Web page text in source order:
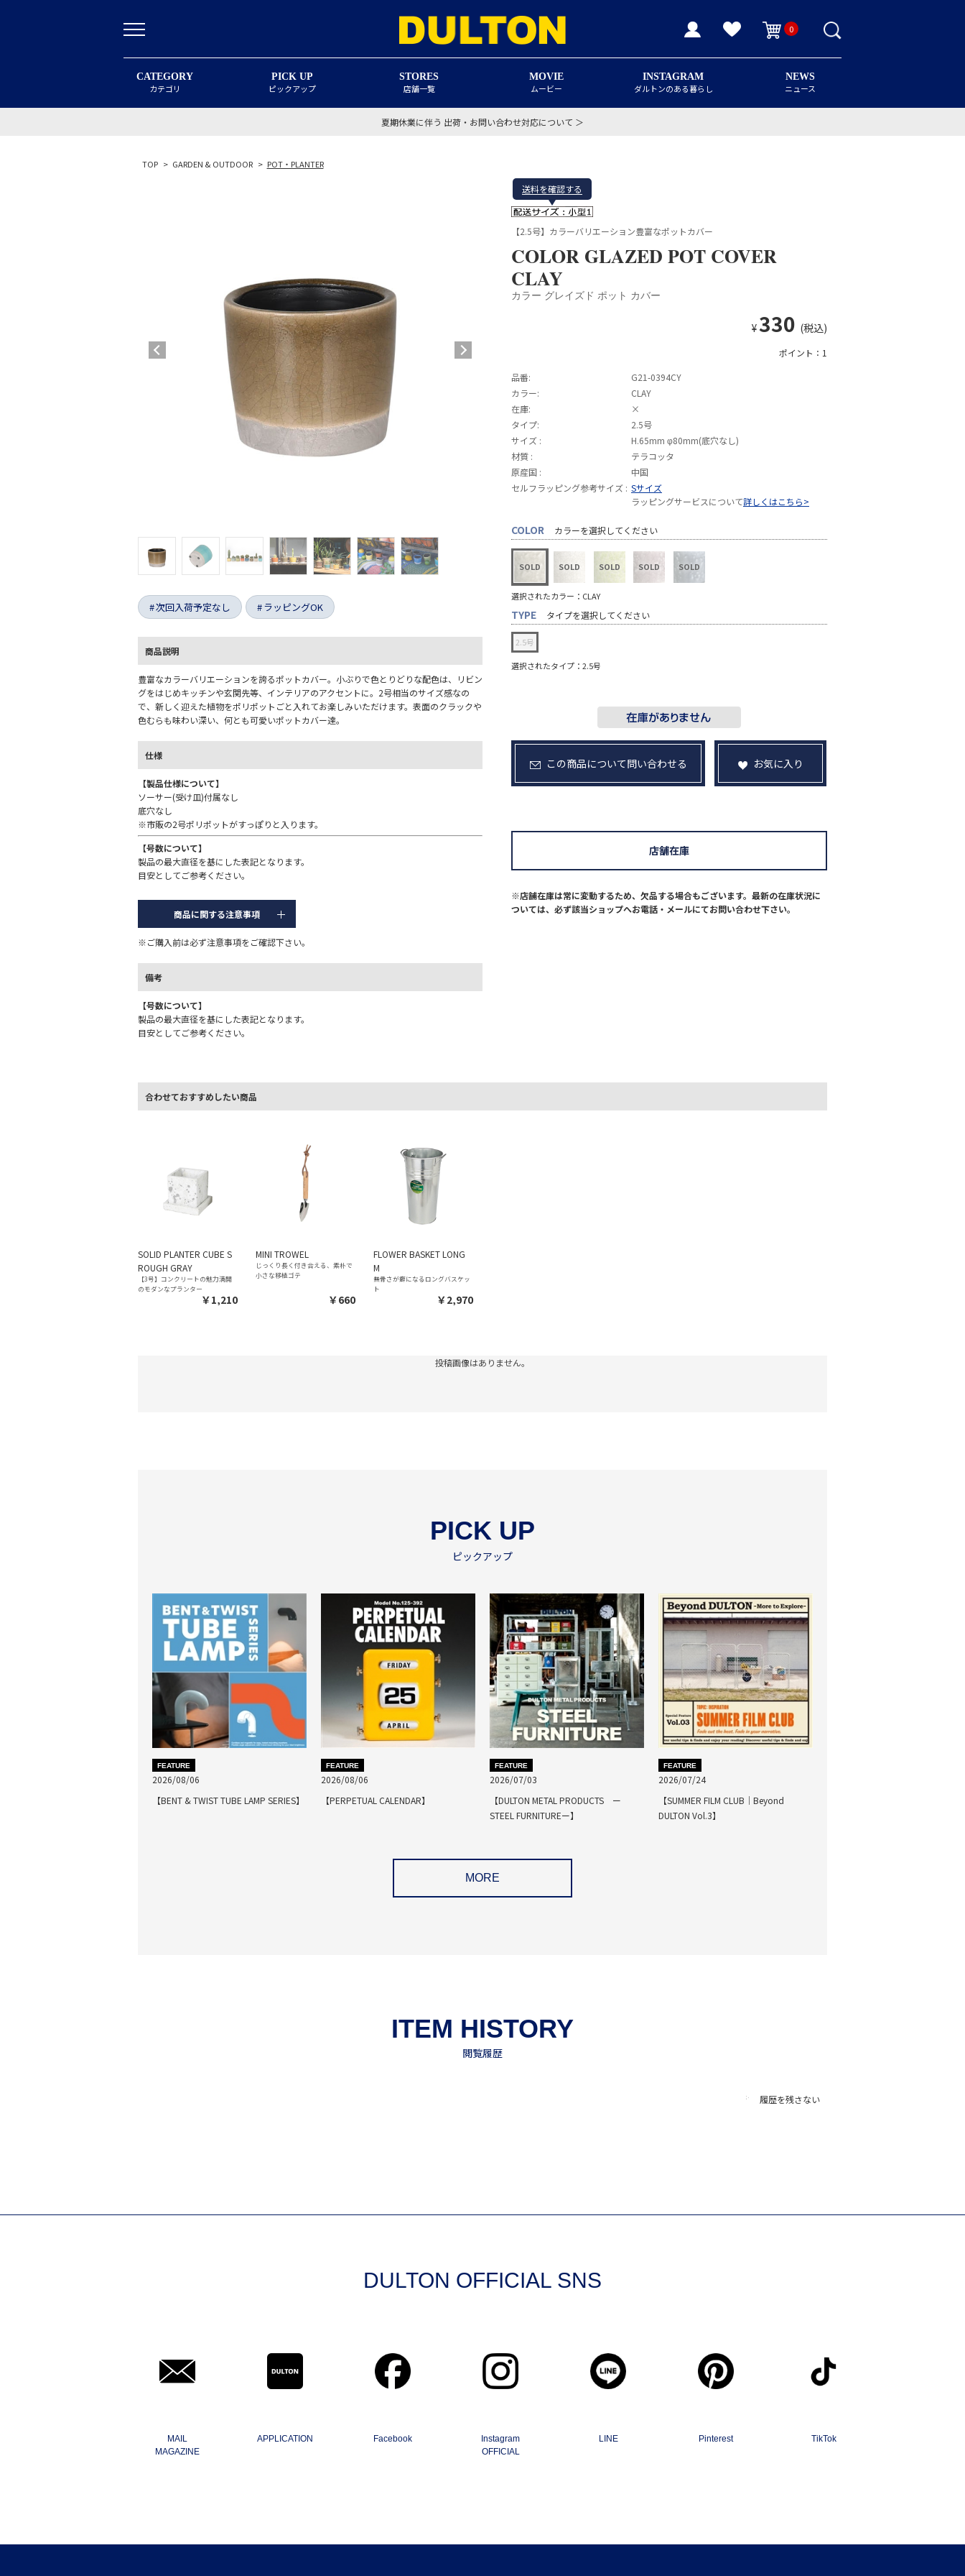
0
CATEGORY
カテゴリ
PICK UP
ピックアップ
STORES
店舗一覧
MOVIE
ムービー
INSTAGRAM
ダルトンのある暮らし
NEWS
ニュース
夏期休業に伴う 出荷・お問い合わせ対応について ＞
TOP > GARDEN & OUTDOOR > POT・PLANTER
次回入荷予定なし ラッピングOK
商品説明
豊富なカラーバリエーションを誇るポットカバー。小ぶりで色とりどりな配色は、リビン
グをはじめキッチンや玄関先等、インテリアのアクセントに。2号相当のサイズ感なの
で、新しく迎えた植物をポリポットごと入れてお楽しみいただけます。表面のクラック
色むらも味わい深い、何とも可愛いポットカバー達。
仕様
【製品仕様について】
ソーサー(受け皿)付属なし
底穴なし
※市販の2号ポリポットがすっぽりと入ります。
【号数について】
製品の最大直径を基にした表記となります。
目安としてご参考ください。
商品に関する注意事項
※ご購入前は必ず注意事項をご確認下さい。
備考
【号数について】
製品の最大直径を基にした表記となります。
目安としてご参考ください。
送料を確認する
【2.5号】カラーバリエーション豊富なポットカバー
COLOR GLAZED POT COVER
CLAY
カラー グレイズド ポット カバー
¥330 (税込)
ポイント：1
品番:
G21-0394CY
カラー:
CLAY
在庫:
×
タイプ:
2.5号
サイズ :
H.65mm φ80mm(底穴なし)
材質 :
テラコッタ
原産国 :
中国
セルフラッピング参考サイズ : Sサイズ
ラッピングサービスについて詳しくはこちら>
COLOR カラーを選択してください
選択されたカラー：CLAY
TYPE タイプを選択してください
2.5号
選択されたタイプ：2.5号
この商品について問い合わせる お気に入り
※店舗在庫は常に変動するため、欠品する場合もございます。最新の在庫状況に
ついては、必ず該当ショップへお電話・メールにてお問い合わせ下さい。
店舗在庫
合わせておすすめしたい商品
SOLID PLANTER CUBE S
ROUGH GRAY
【3号】コンクリートの魅力満開
のモダンなプランター
￥1,210
MINI TROWEL
じっくり長く付き合える、素朴で
小さな移植ゴテ
￥660
FLOWER BASKET LONG
M
無骨さが癖になるロングバスケッ
ト
￥2,970
投稿画像はありません。
PICK UP
ピックアップ
FEATURE
2026/08/06
【BENT & TWIST TUBE LAMP SERIES】
FEATURE
2026/08/06
【PERPETUAL CALENDAR】
FEATURE
2026/07/03
【DULTON METAL PRODUCTS ー
STEEL FURNITUREー】
FEATURE
2026/07/24
【SUMMER FILM CLUB｜Beyond
DULTON Vol.3】
MORE
履歴を残さない
DULTON OFFICIAL SNS
MAIL
MAGAZINE
APPLICATION Facebook
Instagram
OFFICIAL
LINE Pinterest TikTok